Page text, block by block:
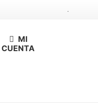
.
MI
CUENTA